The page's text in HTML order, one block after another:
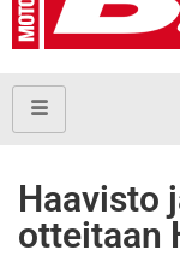
Haavisto
otteitaan